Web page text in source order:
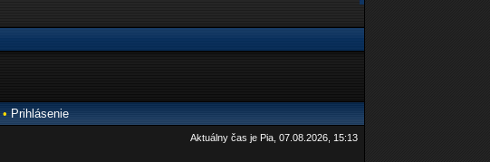
• Prihlásenie
Aktuálny čas je Pia, 07.08.2026, 15:13